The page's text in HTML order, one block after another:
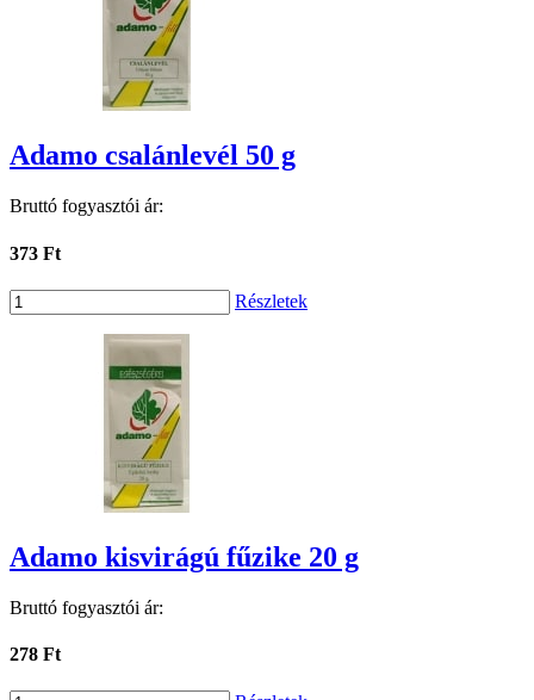
Adamo csalánlevél 50 g
Bruttó fogyasztói ár:
373 Ft
Részletek
Adamo kisvirágú fűzike 20 g
Bruttó fogyasztói ár:
278 Ft